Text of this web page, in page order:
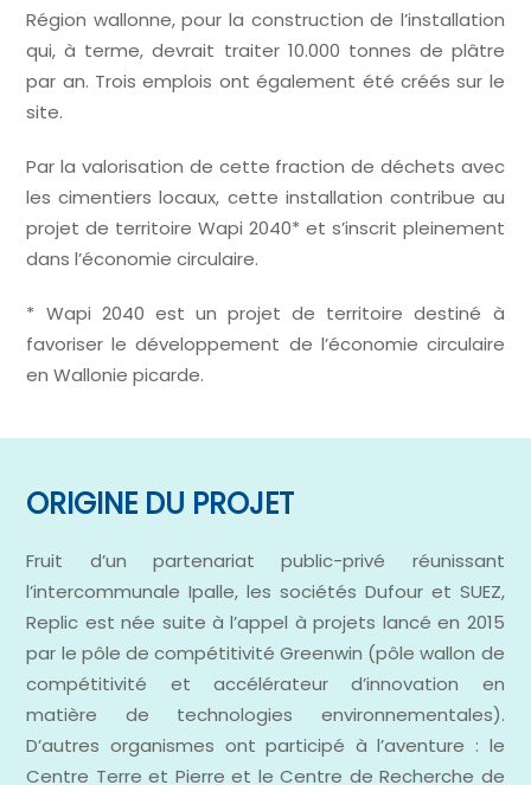
Région wallonne, pour la construction de l’installation
qui, à terme, devrait traiter 10.000 tonnes de plâtre
par an. Trois emplois ont également été créés sur le
site.
Par la valorisation de cette fraction de déchets avec
les cimentiers locaux, cette installation contribue au
projet de territoire Wapi 2040* et s’inscrit pleinement
dans l’économie circulaire.
* Wapi 2040 est un projet de territoire destiné à
favoriser le développement de l’économie circulaire
en Wallonie picarde.
ORIGINE DU PROJET
Fruit d’un partenariat public-privé réunissant
l’intercommunale Ipalle, les sociétés Dufour et SUEZ,
Replic est née suite à l’appel à projets lancé en 2015
par le pôle de compétitivité Greenwin (pôle wallon de
compétitivité et accélérateur d’innovation en
matière de technologies environnementales).
D’autres organismes ont participé à l’aventure : le
Centre Terre et Pierre et le Centre de Recherche de